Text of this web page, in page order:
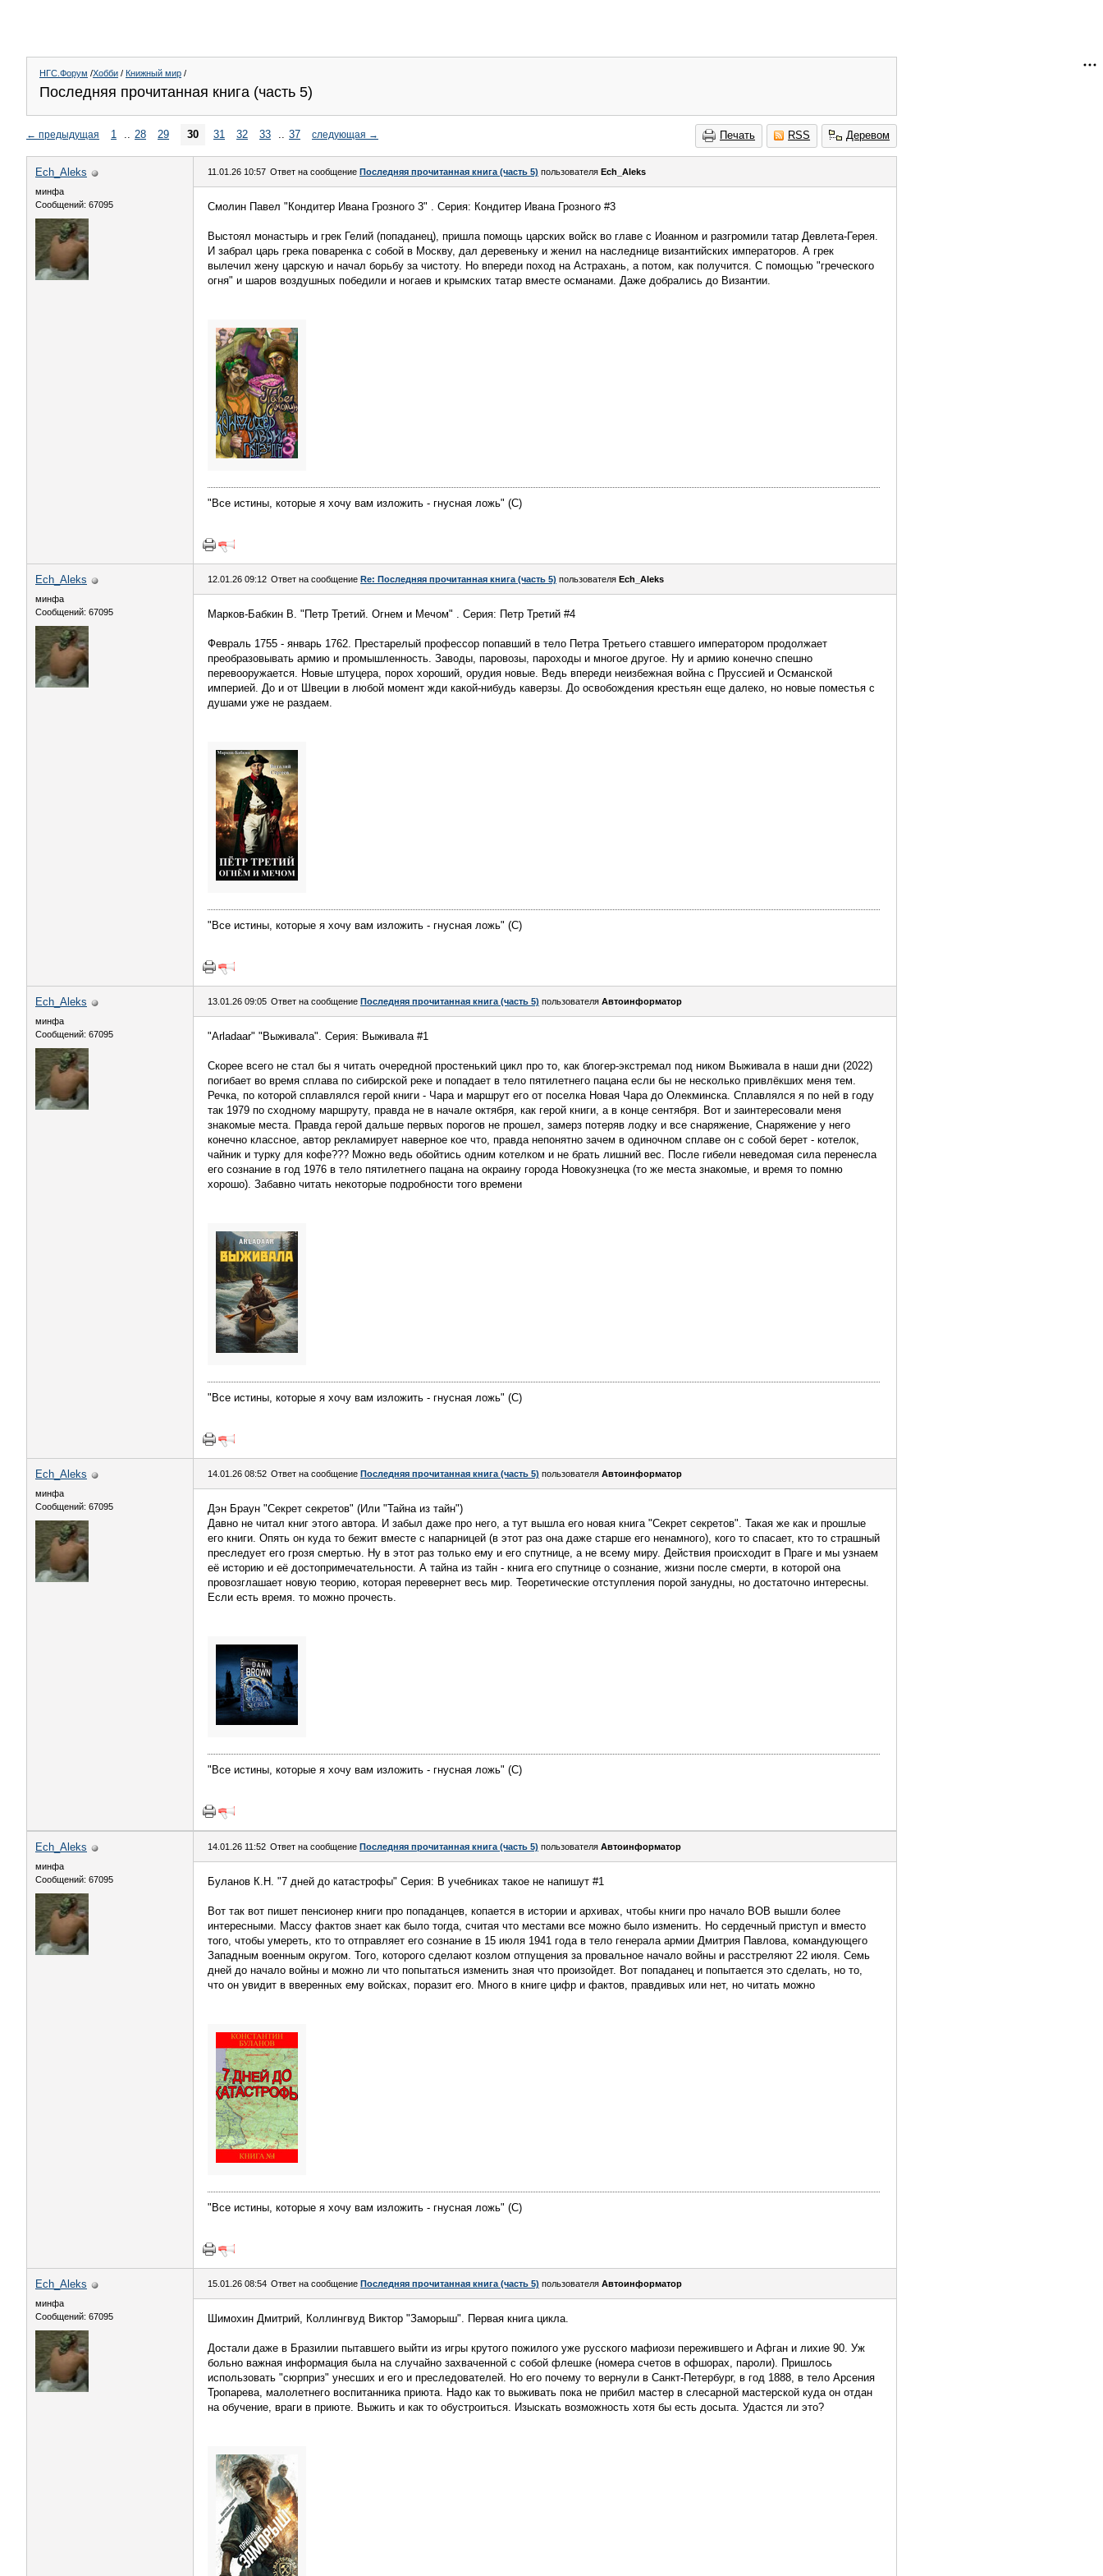
НГС.Форум /Хобби / Книжный мир /
Последняя прочитанная книга (часть 5)
Печать RSS Деревом
← предыдущая 1 .. 28 29 30 31 32 33 .. 37 следующая →
Ech_Aleks
минфа
Сообщений: 67095
11.01.26 10:57 Ответ на сообщение Последняя прочитанная книга (часть 5) пользователя Ech_Aleks
Смолин Павел "Кондитер Ивана Грозного 3" . Серия: Кондитер Ивана Грозного #3
Выстоял монастырь и грек Гелий (попаданец), пришла помощь царских войск во главе с Иоанном и разгромили татар Девлета-Герея.
И забрал царь грека поваренка с собой в Москву, дал деревеньку и женил на наследнице византийских императоров. А грек
вылечил жену царскую и начал борьбу за чистоту. Но впереди поход на Астрахань, а потом, как получится. С помощью "греческого
огня" и шаров воздушных победили и ногаев и крымских татар вместе османами. Даже добрались до Византии.
"Все истины, которые я хочу вам изложить - гнусная ложь" (С)
Ech_Aleks
минфа
Сообщений: 67095
12.01.26 09:12 Ответ на сообщение Re: Последняя прочитанная книга (часть 5) пользователя Ech_Aleks
Марков-Бабкин В. "Петр Третий. Огнем и Мечом" . Серия: Петр Третий #4
Февраль 1755 - январь 1762. Престарелый профессор попавший в тело Петра Третьего ставшего императором продолжает
преобразовывать армию и промышленность. Заводы, паровозы, пароходы и многое другое. Ну и армию конечно спешно
перевооружается. Новые штуцера, порох хороший, орудия новые. Ведь впереди неизбежная война с Пруссией и Османской
империей. До и от Швеции в любой момент жди какой-нибудь каверзы. До освобождения крестьян еще далеко, но новые поместья с
душами уже не раздаем.
"Все истины, которые я хочу вам изложить - гнусная ложь" (С)
Ech_Aleks
минфа
Сообщений: 67095
13.01.26 09:05 Ответ на сообщение Последняя прочитанная книга (часть 5) пользователя Автоинформатор
"Arladaar" "Выживала". Серия: Выживала #1
Скорее всего не стал бы я читать очередной простенький цикл про то, как блогер-экстремал под ником Выживала в наши дни (2022)
погибает во время сплава по сибирской реке и попадает в тело пятилетнего пацана если бы не несколько привлёкших меня тем.
Речка, по которой сплавлялся герой книги - Чара и маршрут его от поселка Новая Чара до Олекминска. Сплавлялся я по ней в году
так 1979 по сходному маршруту, правда не в начале октября, как герой книги, а в конце сентября. Вот и заинтересовали меня
знакомые места. Правда герой дальше первых порогов не прошел, замерз потеряв лодку и все снаряжение, Снаряжение у него
конечно классное, автор рекламирует наверное кое что, правда непонятно зачем в одиночном сплаве он с собой берет - котелок,
чайник и турку для кофе??? Можно ведь обойтись одним котелком и не брать лишний вес. После гибели неведомая сила перенесла
его сознание в год 1976 в тело пятилетнего пацана на окраину города Новокузнецка (то же места знакомые, и время то помню
хорошо). Забавно читать некоторые подробности того времени
"Все истины, которые я хочу вам изложить - гнусная ложь" (С)
Ech_Aleks
минфа
Сообщений: 67095
14.01.26 08:52 Ответ на сообщение Последняя прочитанная книга (часть 5) пользователя Автоинформатор
Дэн Браун "Секрет секретов" (Или "Тайна из тайн")
Давно не читал книг этого автора. И забыл даже про него, а тут вышла его новая книга "Секрет секретов". Такая же как и прошлые
его книги. Опять он куда то бежит вместе с напарницей (в этот раз она даже старше его ненамного), кого то спасает, кто то страшный
преследует его грозя смертью. Ну в этот раз только ему и его спутнице, а не всему миру. Действия происходит в Праге и мы узнаем
её историю и её достопримечательности. А тайна из тайн - книга его спутнице о сознание, жизни после смерти, в которой она
провозглашает новую теорию, которая перевернет весь мир. Теоретические отступления порой занудны, но достаточно интересны.
Если есть время. то можно прочесть.
"Все истины, которые я хочу вам изложить - гнусная ложь" (С)
Ech_Aleks
минфа
Сообщений: 67095
14.01.26 11:52 Ответ на сообщение Последняя прочитанная книга (часть 5) пользователя Автоинформатор
Буланов К.Н. "7 дней до катастрофы" Серия: В учебниках такое не напишут #1
Вот так вот пишет пенсионер книги про попаданцев, копается в истории и архивах, чтобы книги про начало ВОВ вышли более
интересными. Массу фактов знает как было тогда, считая что местами все можно было изменить. Но сердечный приступ и вместо
того, чтобы умереть, кто то отправляет его сознание в 15 июля 1941 года в тело генерала армии Дмитрия Павлова, командующего
Западным военным округом. Того, которого сделают козлом отпущения за провальное начало войны и расстреляют 22 июля. Семь
дней до начало войны и можно ли что попытаться изменить зная что произойдет. Вот попаданец и попытается это сделать, но то,
что он увидит в вверенных ему войсках, поразит его. Много в книге цифр и фактов, правдивых или нет, но читать можно
"Все истины, которые я хочу вам изложить - гнусная ложь" (С)
Ech_Aleks
минфа
Сообщений: 67095
15.01.26 08:54 Ответ на сообщение Последняя прочитанная книга (часть 5) пользователя Автоинформатор
Шимохин Дмитрий, Коллингвуд Виктор "Заморыш". Первая книга цикла.
Достали даже в Бразилии пытавшего выйти из игры крутого пожилого уже русского мафиози пережившего и Афган и лихие 90. Уж
больно важная информация была на случайно захваченной с собой флешке (номера счетов в офшорах, пароли). Пришлось
использовать "сюрприз" унесших и его и преследователей. Но его почему то вернули в Санкт-Петербург, в год 1888, в тело Арсения
Тропарева, малолетнего воспитанника приюта. Надо как то выживать пока не прибил мастер в слесарной мастерской куда он отдан
на обучение, враги в приюте. Выжить и как то обустроиться. Изыскать возможность хотя бы есть досыта. Удастся ли это?